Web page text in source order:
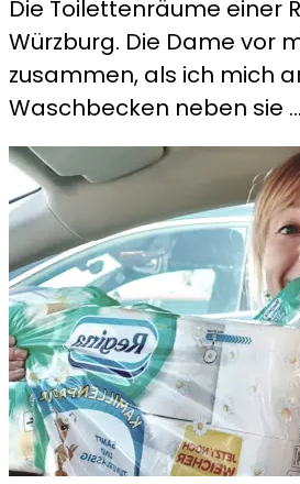
Die Toilettenräume einer
Würzburg. Die Dame vor
zusammen, als ich mich
Waschbecken neben sie …